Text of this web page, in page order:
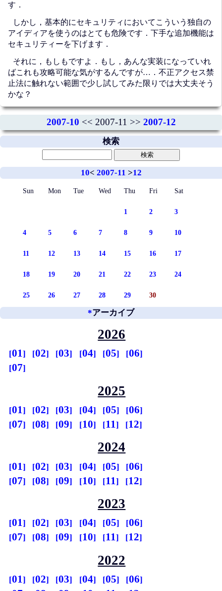
す．
しかし，基本的にセキュリティにおいてこういう独自の
アイディアを使うのはとても危険です．下手な追加機能は
セキュリティーを下げます．
それに，もしもですよ．もし，あんな実装になっていれ
ばこれも攻略可能な気がするんですが…．不正アクセス禁
止法に触れない範囲で少し試してみた限りでは大丈夫そう
かな？
2007-10 << 2007-11 >> 2007-12
検索
10< 2007-11 >12
Sun Mon Tue Wed Thu Fri Sat
1 2 3
4 5 6 7 8 9 10
11 12 13 14 15 16 17
18 19 20 21 22 23 24
25 26 27 28 29 30
*アーカイブ
2026
01 02 03 04 05
06
07
2025
01 02 03 04 05
06
07
08 09 10 11 12
2024
01 02 03 04 05
06
07
08 09 10 11 12
2023
01 02 03 04 05
06
07
08 09 10 11 12
2022
01 02 03 04 05
06